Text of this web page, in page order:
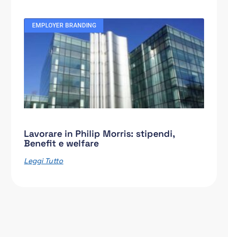
EMPLOYER BRANDING
Lavorare in Philip Morris: stipendi,
Benefit e welfare
Leggi Tutto